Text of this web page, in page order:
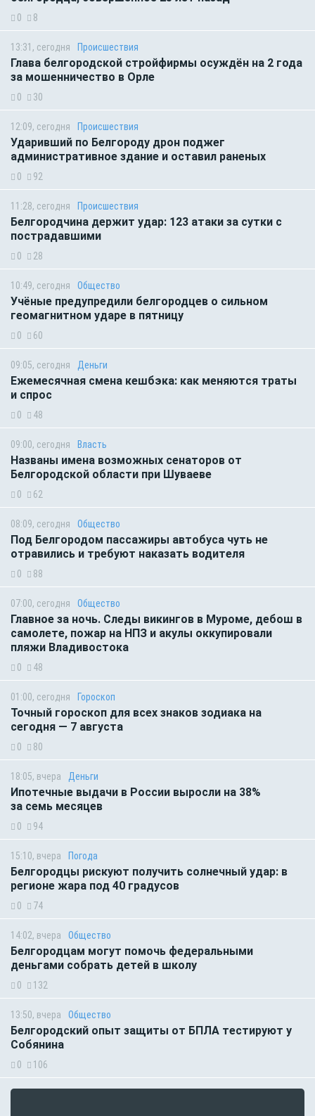
0 8
13:31, сегодня Происшествия
Глава белгородской стройфирмы осуждён на 2 года
за мошенничество в Орле
0 30
12:09, сегодня Происшествия
Ударивший по Белгороду дрон поджег
административное здание и оставил раненых
0 92
11:28, сегодня Происшествия
Белгородчина держит удар: 123 атаки за сутки с
пострадавшими
0 28
10:49, сегодня Общество
Учёные предупредили белгородцев о сильном
геомагнитном ударе в пятницу
0 60
09:05, сегодня Деньги
Ежемесячная смена кешбэка: как меняются траты
и спрос
0 48
09:00, сегодня Власть
Названы имена возможных сенаторов от
Белгородской области при Шуваеве
0 62
08:09, сегодня Общество
Под Белгородом пассажиры автобуса чуть не
отравились и требуют наказать водителя
0 88
07:00, сегодня Общество
Главное за ночь. Следы викингов в Муроме, дебош в
самолете, пожар на НПЗ и акулы оккупировали
пляжи Владивостока
0 48
01:00, сегодня Гороскоп
Точный гороскоп для всех знаков зодиака на
сегодня — 7 августа
0 80
18:05, вчера Деньги
Ипотечные выдачи в России выросли на 38%
за семь месяцев
0 94
15:10, вчера Погода
Белгородцы рискуют получить солнечный удар: в
регионе жара под 40 градусов
0 74
14:02, вчера Общество
Белгородцам могут помочь федеральными
деньгами собрать детей в школу
0 132
13:50, вчера Общество
Белгородский опыт защиты от БПЛА тестируют у
Собянина
0 106